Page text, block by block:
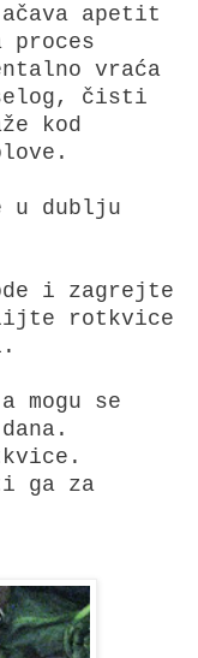
apetit
proces
vraća
čisti
kod
u dublju
i zagrejte
rotkvice
mogu se
ga za